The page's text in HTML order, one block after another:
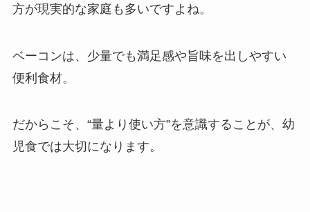
方が現実的な家庭も多いですよね。
ベーコンは、少量でも満足感や旨味を出しやすい
便利食材。
だからこそ、“量より使い方”を意識することが、幼
児食では大切になります。